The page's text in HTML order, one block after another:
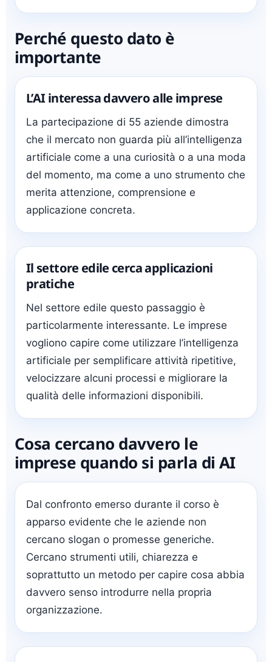
Perché questo dato è
importante
L’AI interessa davvero alle imprese
La partecipazione di 55 aziende dimostra
che il mercato non guarda più all’intelligenza
artificiale come a una curiosità o a una moda
del momento, ma come a uno strumento che
merita attenzione, comprensione e
applicazione concreta.
Il settore edile cerca applicazioni
pratiche
Nel settore edile questo passaggio è
particolarmente interessante. Le imprese
vogliono capire come utilizzare l’intelligenza
artificiale per semplificare attività ripetitive,
velocizzare alcuni processi e migliorare la
qualità delle informazioni disponibili.
Cosa cercano davvero le
imprese quando si parla di AI
Dal confronto emerso durante il corso è
apparso evidente che le aziende non
cercano slogan o promesse generiche.
Cercano strumenti utili, chiarezza e
soprattutto un metodo per capire cosa abbia
davvero senso introdurre nella propria
organizzazione.